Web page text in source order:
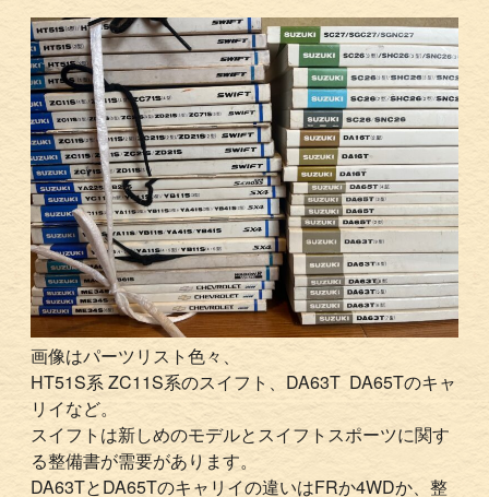
画像はパーツリスト色々、
HT51S系 ZC11S系のスイフト、DA63T DA65Tのキャ
リイなど。
スイフトは新しめのモデルとスイフトスポーツに関す
る整備書が需要があります。
DA63TとDA65Tのキャリイの違いはFRか4WDか、整